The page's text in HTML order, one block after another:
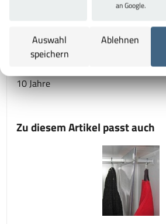
Farbe Türen/Schubladen:
Material:
Stahl
10 Jahre
Zu diesem Artikel passt auch
an Google.
Auswahl
speichern
Ablehnen